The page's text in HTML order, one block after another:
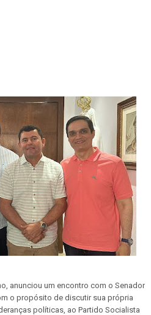
anunciou um encontro com o Senador
o propósito de discutir sua própria
políticas, ao Partido Socialista